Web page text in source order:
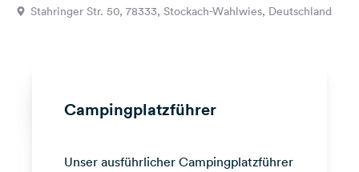
Feedback
Media
Stahringer Str. 50, 78333, Stockach-Wahlwies, Deutschland
Campingplatzführer
Unser ausführlicher Campingplatzführer